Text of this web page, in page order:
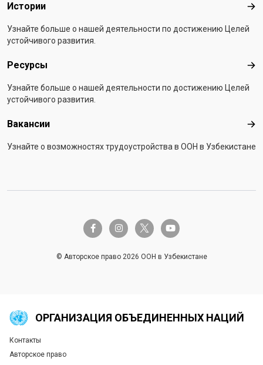
Истории
Узнайте больше о нашей деятельности по достижению Целей
устойчивого развития.
Ресурсы
Узнайте больше о нашей деятельности по достижению Целей
устойчивого развития.
Вакансии
Узнайте о возможностях трудоустройства в ООН в Узбекистане
facebook-finstagramtwitter-x youtube
© Авторское право 2026 ООН в Узбекистане
ОРГАНИЗАЦИЯ ОБЪЕДИНЕННЫХ НАЦИЙ
Global U.N. menu
Контакты
Авторское право